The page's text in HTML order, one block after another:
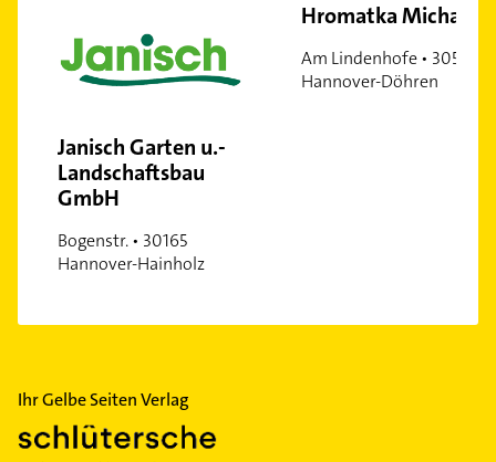
Janisch Garten u.-
Landschaftsbau
GmbH
Bogenstr. • 30165
Hannover-Hainholz
Hromatka Michael
Am Lindenhofe • 30519
Hannover-Döhren
Ihr Gelbe Seiten Verlag